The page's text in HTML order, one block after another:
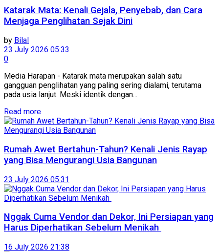
Katarak Mata: Kenali Gejala, Penyebab, dan Cara
Menjaga Penglihatan Sejak Dini
by Bilal
23 July 2026 05:33
0
Media Harapan - Katarak mata merupakan salah satu
gangguan penglihatan yang paling sering dialami, terutama
pada usia lanjut. Meski identik dengan...
Read more
Rumah Awet Bertahun-Tahun? Kenali Jenis Rayap
yang Bisa Mengurangi Usia Bangunan
23 July 2026 05:31
Nggak Cuma Vendor dan Dekor, Ini Persiapan yang
Harus Diperhatikan Sebelum Menikah
16 July 2026 21:38